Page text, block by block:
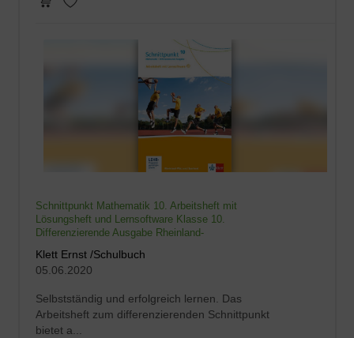
Schnittpunkt Mathematik 10. Arbeitsheft mit
Lösungsheft und Lernsoftware Klasse 10.
Differenzierende Ausgabe Rheinland-
Klett Ernst /Schulbuch
05.06.2020
Selbstständig und erfolgreich lernen. Das
Arbeitsheft zum differenzierenden Schnittpunkt
bietet a...